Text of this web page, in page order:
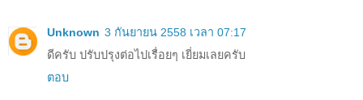
Unknown 3 กันยายน 2558 เวลา 07:17
ดีครับ ปรับปรุงต่อไปเรื่อยๆ เยี่ยมเลยครับ
ตอบ